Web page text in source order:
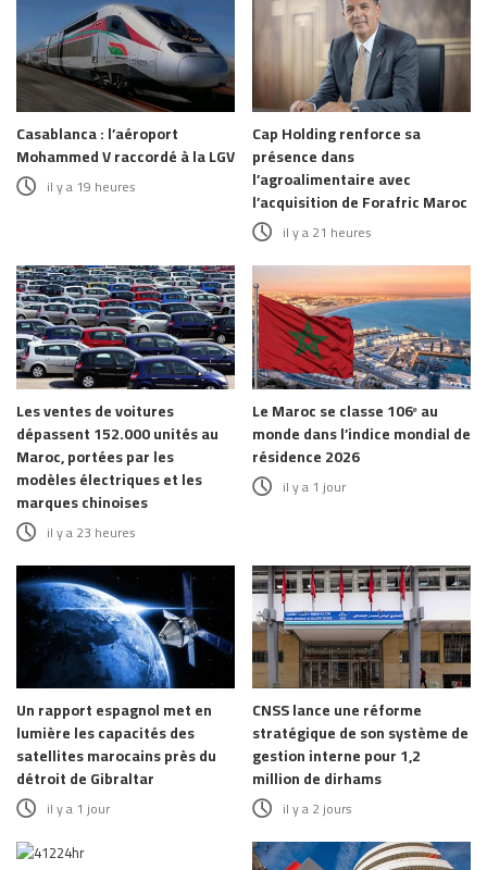
Casablanca : l’aéroport
Mohammed V raccordé à la LGV
il y a 19 heures
Cap Holding renforce sa
présence dans
l’agroalimentaire avec
l’acquisition de Forafric Maroc
il y a 21 heures
Les ventes de voitures
dépassent 152.000 unités au
Maroc, portées par les
modèles électriques et les
marques chinoises
il y a 23 heures
Le Maroc se classe 106ᵉ au
monde dans l’indice mondial de
résidence 2026
il y a 1 jour
Un rapport espagnol met en
lumière les capacités des
satellites marocains près du
détroit de Gibraltar
il y a 1 jour
CNSS lance une réforme
stratégique de son système de
gestion interne pour 1,2
million de dirhams
il y a 2 jours